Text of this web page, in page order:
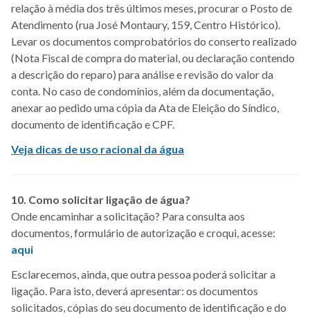
relação à média dos três últimos meses, procurar o Posto de
Atendimento (rua José Montaury, 159, Centro Histórico).
Levar os documentos comprobatórios do conserto realizado
(Nota Fiscal de compra do material, ou declaração contendo
a descrição do reparo) para análise e revisão do valor da
conta. No caso de condomínios, além da documentação,
anexar ao pedido uma cópia da Ata de Eleição do Síndico,
documento de identificação e CPF.
Veja dicas de uso racional da água
10. Como solicitar ligação de água?
Onde encaminhar a solicitação? Para consulta aos
documentos, formulário de autorização e croqui, acesse:
aqui
Esclarecemos, ainda, que outra pessoa poderá solicitar a
ligação. Para isto, deverá apresentar: os documentos
solicitados, cópias do seu documento de identificação e do